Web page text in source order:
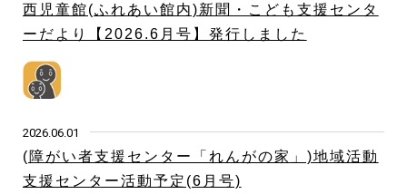
西児童館(ふれあい館内)新聞・こども支援センタ
ーだより【2026.6月号】発行しました
2026.06.01
(障がい者支援センター「れんがの家」)地域活動
支援センター活動予定(6月号)